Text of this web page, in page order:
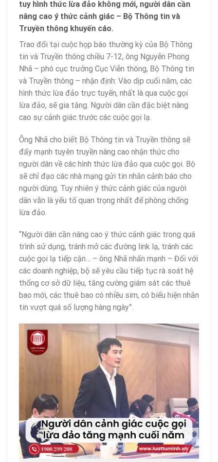
tuy hình thức lừa đảo không mới, người dân cần
nâng cao ý thức cảnh giác – Bộ Thông tin và
Truyền thông khuyến cáo.
Trao đổi tại cuộc họp báo thường kỳ của Bộ Thông
tin và Truyền thông chiều 7-12, ông Nguyễn Phong
Nhã – phó cục trưởng Cục Viễn thông, Bộ Thông tin
và Truyền thông – nhận định: Vào dịp cuối năm, các
hình thức lừa đảo trực tuyến, nhất là qua cuộc gọi
lừa đảo, sẽ gia tăng. Người dân cần đặc biệt nâng
cao sự cảnh giác trước các cuộc gọi lạ.
Ông Nhã cho biết Bộ Thông tin và Truyền thông sẽ
đẩy mạnh tuyên truyền nâng cao nhận thức cho
người dân về các hình thức lừa đảo qua cuộc gọi. Bộ
sẽ chỉ đạo các nhà mạng gửi tin nhắn cảnh báo cho
người dùng. Tuy nhiên ý thức cảnh giác của người
dân vẫn là yếu tố quan trọng nhất để phòng chống
lừa đảo.
“Người dân cần nâng cao ý thức cảnh giác trong quá
trình sử dụng, tránh mở các đường link lạ, tránh các
cuộc gọi lạ tiếp cận… – ông Nhã nhấn mạnh – Đối với
các doanh nghiệp, bộ sẽ yêu cầu tiếp tục rà soát hệ
thống cơ sở dữ liệu, tăng cường giám sát các thuê
bao mới, các thuê bao có nhiều sim, có biểu hiện nhắn
tin vượt quá số lượng hàng ngày”.